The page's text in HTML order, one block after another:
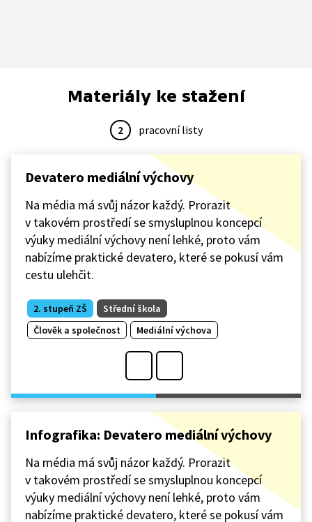
Materiály ke stažení
2 pracovní listy
Devatero mediální výchovy
Na média má svůj názor každý. Prorazit
v takovém prostředí se smysluplnou koncepcí
výuky mediální výchovy není lehké, proto vám
nabízíme praktické devatero, které se pokusí vám
cestu ulehčit.
2. stupeň ZŠ
Střední škola
Člověk a společnost
Mediální výchova
Infografika: Devatero mediální výchovy
Na média má svůj názor každý. Prorazit
v takovém prostředí se smysluplnou koncepcí
výuky mediální výchovy není lehké, proto vám
nabízíme praktické devatero, které se pokusí vám